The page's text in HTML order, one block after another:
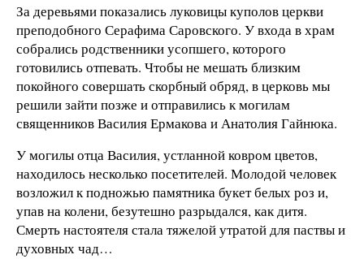
За деревьями показались луковицы куполов церкви
преподобного Серафима Саровского. У входа в храм
собрались родственники усопшего, которого
готовились отпевать. Чтобы не мешать близким
покойного совершать скорбный обряд, в церковь мы
решили зайти позже и отправились к могилам
священников Василия Ермакова и Анатолия Гайнюка.
У могилы отца Василия, устланной ковром цветов,
находилось несколько посетителей. Молодой человек
возложил к подножью памятника букет белых роз и,
упав на колени, безутешно разрыдался, как дитя.
Смерть настоятеля стала тяжелой утратой для паствы и
духовных чад…